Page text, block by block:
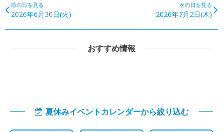
前の日を見る
2026年6月30日(火)
次の日を見る
2026年7月2日(木)
おすすめ情報
夏休みイベントカレンダーから絞り込む